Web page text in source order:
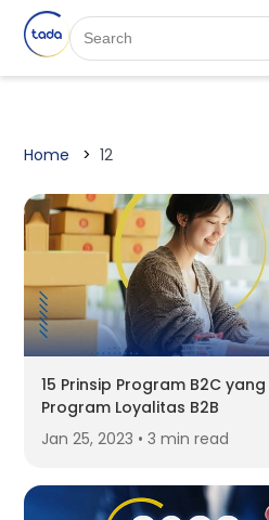
Home 12
15 Prinsip Program B2C
Program Loyalitas B2B
Jan 25, 2023 • 3 min read